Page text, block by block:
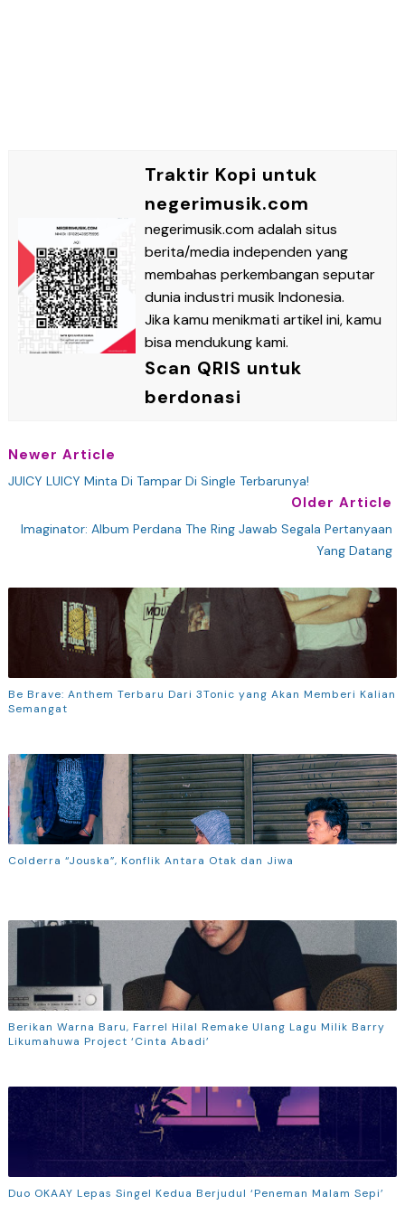
Traktir Kopi untuk
negerimusik.com
negerimusik.com adalah situs
berita/media independen yang
membahas perkembangan seputar
dunia industri musik Indonesia.
Jika kamu menikmati artikel ini, kamu
bisa mendukung kami.
Scan QRIS untuk
berdonasi
Newer Article
JUICY LUICY Minta Di Tampar Di Single Terbarunya!
Older Article
Imaginator: Album Perdana The Ring Jawab Segala Pertanyaan
Yang Datang
Be Brave: Anthem Terbaru Dari 3Tonic yang Akan Memberi Kalian
Semangat
Colderra “Jouska”, Konflik Antara Otak dan Jiwa
Berikan Warna Baru, Farrel Hilal Remake Ulang Lagu Milik Barry
Likumahuwa Project ‘Cinta Abadi’
Duo OKAAY Lepas Singel Kedua Berjudul ‘Peneman Malam Sepi’